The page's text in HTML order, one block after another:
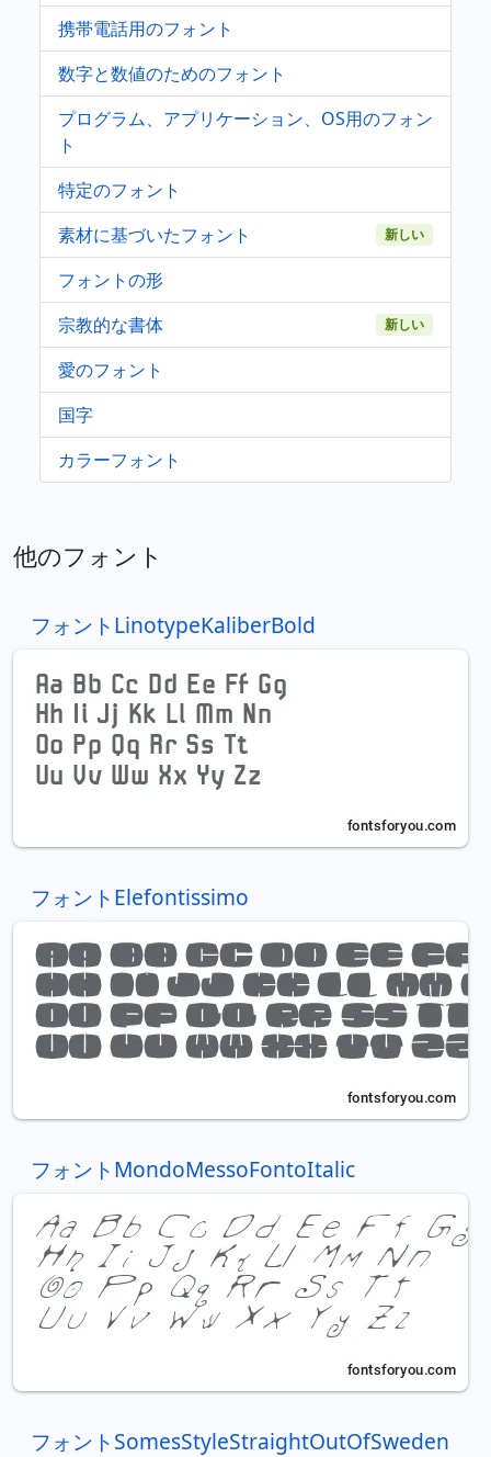
携帯電話用のフォント
数字と数値のためのフォント
プログラム、アプリケーション、OS用のフォン
ト
特定のフォント
素材に基づいたフォント
新しい
フォントの形
宗教的な書体
新しい
愛のフォント
国字
カラーフォント
他のフォント
フォントLinotypeKaliberBold
フォントElefontissimo
フォントMondoMessoFontoItalic
フォントSomesStyleStraightOutOfSweden